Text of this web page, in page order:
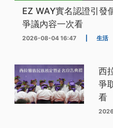
EZ WAY實名認證引發
爭議內容一次看
2026-08-04 16:47 生活
西
爭
看